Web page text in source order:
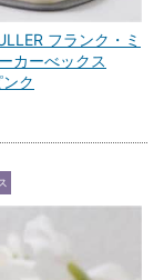
フランク・ミ
カーべックス
ク